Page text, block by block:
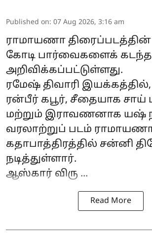
Published on: 07 Aug 2026, 3:16 am
ராமாயணா திரைப்படத்தின்
கோடி பார்வைகளைக்
அறிவிக்கப்பட்டுள்ளது.
ரமேஷ் திவாரி இயக்கத்தில்,
ரன்பீர் கபூர், சீதையாக சாய்
மற்றும் இராவணனாக யஷ்
வரலாற்றுப் படம்
கதாபாத்திரத்தில் சன்னி
நடித்துள்ளார்.
ஆஸ்கார் விரு ...
Read More